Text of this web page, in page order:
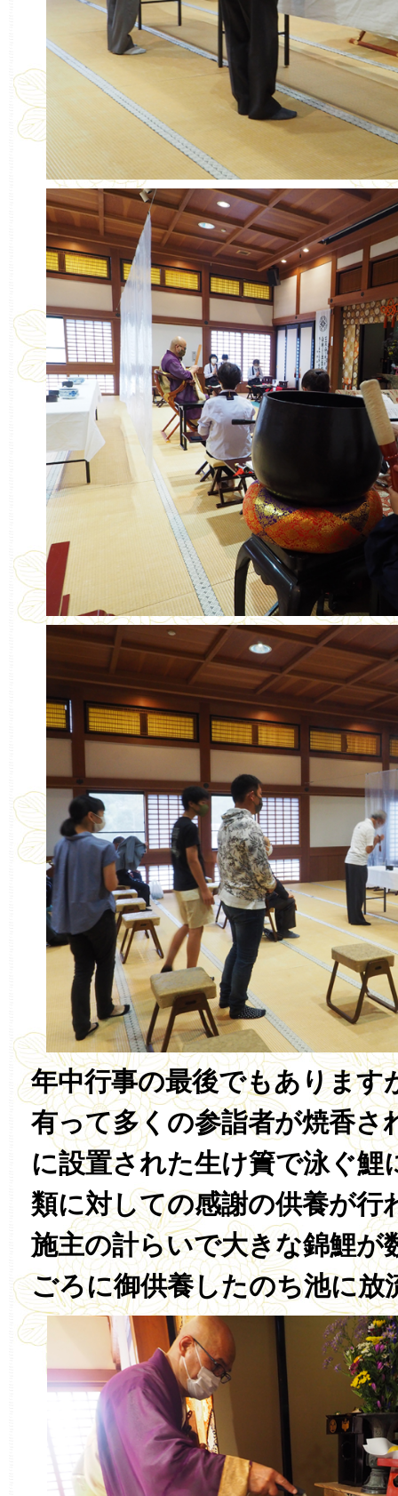
年中行事の最後でもあります
有って多くの参詣者が焼香さ
に設置された生け簀で泳ぐ鯉
類に対しての感謝の供養が行
施主の計らいで大きな錦鯉が
ごろに御供養したのち池に放